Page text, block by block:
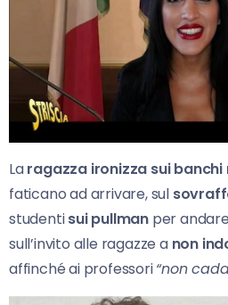
Laragazza ironizza sui
faticano ad arrivare, sul
studentisui pullman per
sull’invito alle ragazze a non
affinché ai professori“non